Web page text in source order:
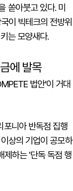
쏟아붓고 있다. 미
이 빅테크의 전방위
는 모양새다.
에 발목
법안’이 거대
포니아 반독점 집행
상의 기업이 공모하
제하는 '단독 독점 행